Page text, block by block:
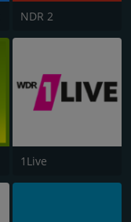
NDR 2
1Live